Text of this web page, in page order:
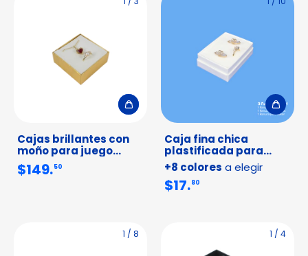
Cajas brillantes con
moño para juego
collar y broquel -
Paquete 12pz
$149.50
Caja fina chica
plastificada para
juego collar, aretes y
anillo
+8 colores a elegir
$17.80
1 / 8 1 / 4